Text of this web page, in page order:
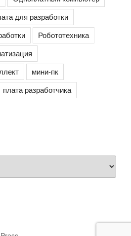
для разработки
Робототехника
мини-пк
плата разработчика